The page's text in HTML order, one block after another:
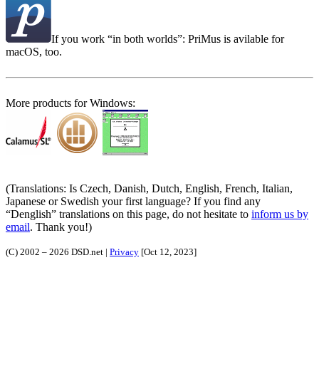
If you work in both worlds : PriMus is avilable for
macOS, too.
More products for Windows:
(Translations: Is Czech, Danish, Dutch, English, French, Italian,
Japanese or Swedish your first language? If you find any
Denglish
translations on this page, do not hesitate to inform us by
email. Thank you!)
(C) 2002 – 2026 DSD.net | Privacy [Oct 12, 2023]